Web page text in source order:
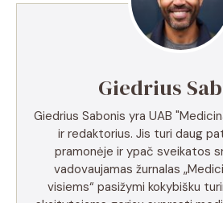
Giedrius
Giedrius Sabonis yra UAB
ir redaktorius. Jis turi daug
pramonėje ir ypač sveikatos
vadovaujamas žurnalas
visiems“ pasižymi kokybišku